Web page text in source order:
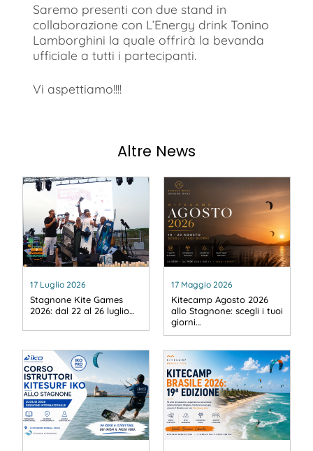
Saremo presenti con due stand in
collaborazione con L’Energy drink Tonino
Lamborghini la quale offrirà la bevanda
ufficiale a tutti i partecipanti.
Vi aspettiamo!!!!
Altre News
17 Luglio 2026
Stagnone Kite Games
2026: dal 22 al 26 luglio…
17 Maggio 2026
Kitecamp Agosto 2026
allo Stagnone: scegli i tuoi
giorni…